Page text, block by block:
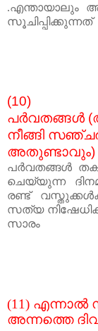
.എന്തായാലും
സൂചിപ്പിക്കുന്നത്
(10)
പർവതങ്ങൾ (
നീങ്ങി
അതുണ്ടാവും)
പർവതങ്ങൾ
ചെയ്യുന്ന
രണ്ട്
സത്യ
സാരം
(11) എന്നാൽ
അന്നത്തെ